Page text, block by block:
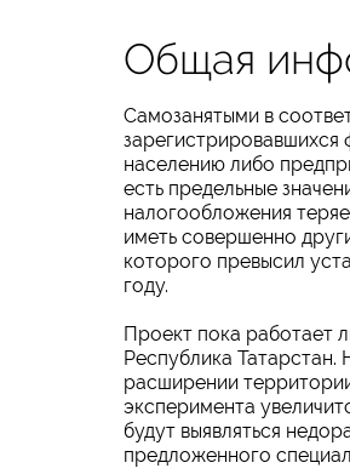
Общая
Самозанятыми в
зарегистрировавшихся
населению либо
есть предельные
налогообложения
иметь совершенно
которого превысил
году.
Проект пока работает
Республика
расширении
эксперимента
будут выявляться
предложенного